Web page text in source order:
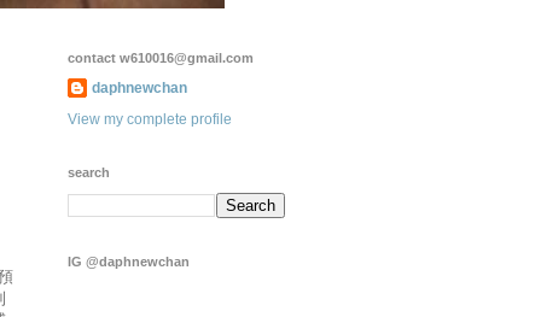
contact w610016@gmail.com
daphnewchan
View my complete profile
search
IG @daphnewchan